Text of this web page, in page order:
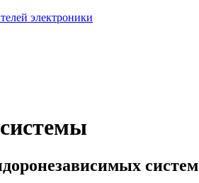
электроники
систем